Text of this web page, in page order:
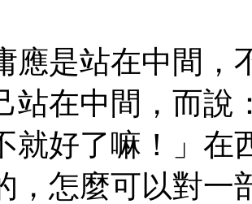
是站在中間，
站在中間，而說
就好了嘛！」在
，怎麼可以對一